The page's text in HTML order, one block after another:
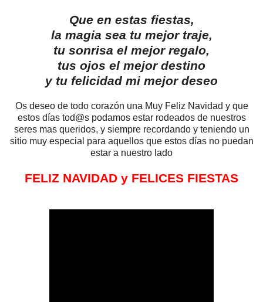
Que en estas fiestas,
la magia sea tu mejor traje,
tu sonrisa el mejor regalo,
tus ojos el mejor destino
y tu felicidad mi mejor deseo
Os deseo de todo corazón una Muy Feliz Navidad y que
estos días tod@s podamos estar rodeados de nuestros
seres mas queridos, y siempre recordando y teniendo un
sitio muy especial para aquellos que estos días no puedan
estar a nuestro lado
FELIZ NAVIDAD y FELICES FIESTAS